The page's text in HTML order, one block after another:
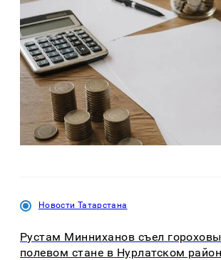
Новости Татарстана
Рустам Минниханов съел
полевом стане в Нурлатском